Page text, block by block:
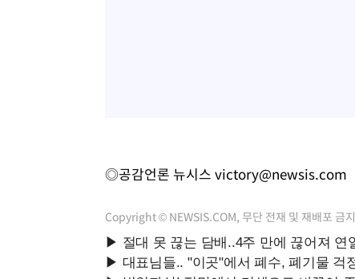
◎공감언론 뉴시스 victory@newsis.com
Copyright © NEWSIS.COM, 무단 전재 및 재배포 금지